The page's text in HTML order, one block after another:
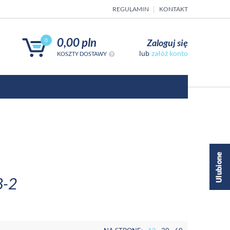
REGULAMIN KONTAKT
0 0,00 pln
KOSZTY DOSTAWY
Zaloguj się
załóż konto
2